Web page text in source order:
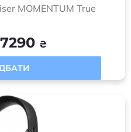
MOMENTUM True
₴